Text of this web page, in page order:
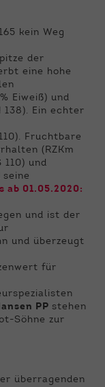
kein Weg
der
eine hohe
Eiweiß) und
138). Ein echter
Fruchtbare
(RZKm
110) und
seine
ab 01.05.2020:
und ist der
und überzeugt
für
PP stehen
Söhne zur
überragenden